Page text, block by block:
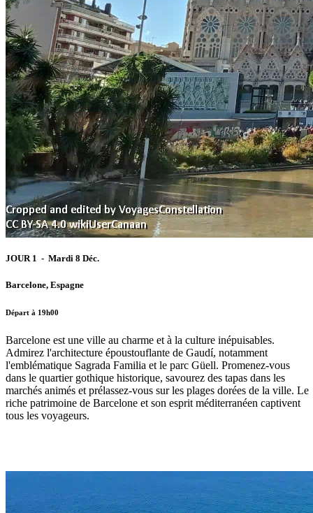
JOUR 1 - Mardi 8 Déc.
Barcelone, Espagne
Départ à 19h00
Barcelone est une ville au charme et à la culture inépuisables.
Admirez l'architecture époustouflante de Gaudí, notamment
l'emblématique Sagrada Familia et le parc Güell. Promenez-vous
dans le quartier gothique historique, savourez des tapas dans les
marchés animés et prélassez-vous sur les plages dorées de la ville. Le
riche patrimoine de Barcelone et son esprit méditerranéen captivent
tous les voyageurs.